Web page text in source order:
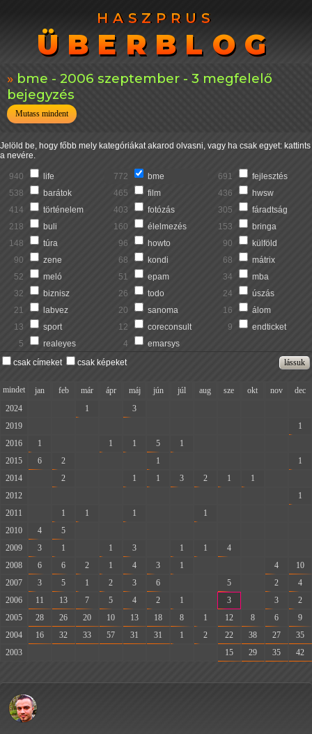
HASZPRUS
ÜBERBLOG
HASZPRUS
ÜBERBLOG
bme - 2006 szeptember - 3 megfelelő
bejegyzés
Mutass mindent
Jelöld be, hogy főbb mely kategóriákat akarod olvasni, vagy ha csak egyet: kattints
a nevére.
940 life 772 bme 691
fejlesztés
538
barátok 465 film 436
hwsw
414
történelem 403 fotózás 305
fáradtság
218
buli 160 élelmezés 153
bringa
148
túra 96 howto 90
külföld
90
zene 68 kondi 68
mátrix
52
meló 51 epam 34
mba
32
biznisz 26 todo 24
úszás
21
labvez 20 sanoma 16
álom
13
sport 12 coreconsult 9
endticket
5
realeyes 4
emarsys
csak címeket
csak képeket
mindet jan feb már ápr máj jún júl aug sze okt nov
dec
2024
1 3
2019
1
2016
1 1 1 5 1
2015
6 2 1
1
2014
2 1 1 3 2 1 1
2012
1
2011
1 1 1 1
2010
4 5
2009
3 1 1 3 1 1 4
2008
6 6 2 1 4 3 1 4
10
2007
3 5 1 2 3 6 5 2
4
2006
11 13 7 5 4 2 1 3 3
2
2005
28 26 20 10 13 18 8 1 12 8 6
9
2004
16 32 33 57 31 31 1 2 22 38 27
35
2003
15 29 35 42